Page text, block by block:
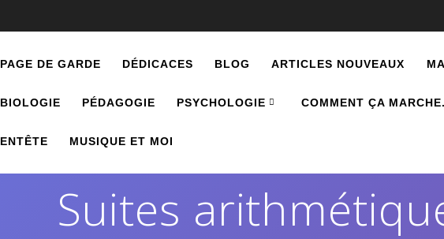
PAGE DE GARDE DÉDICACES BLOG ARTICLES NOUVEAUX
BIOLOGIE PÉDAGOGIE PSYCHOLOGIE COMMENT ÇA
ENTÊTE MUSIQUE ET MOI
Suites